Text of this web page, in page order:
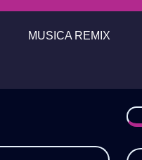
MUSICA REMIX